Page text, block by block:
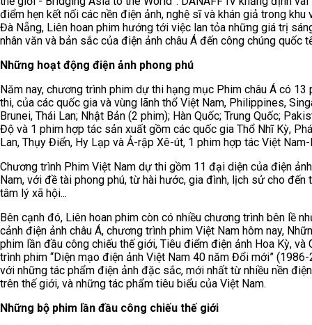
điểm hẹn kết nối các nền điện ảnh, nghệ sĩ và khán giả trong khu
Đà Nẵng, Liên hoan phim hướng tới việc lan tỏa những giá trị
nhân văn và bản sắc của điện ảnh châu Á đến công chúng quốc
Những hoạt động điện ảnh phong phú
Năm nay, chương trình phim dự thi hạng mục Phim châu Á có 13
thi, của các quốc gia và vùng lãnh thổ Việt Nam, Philippines,
Brunei, Thái Lan; Nhật Bản (2 phim); Hàn Quốc; Trung Quốc;
Độ và 1 phim hợp tác sản xuất gồm các quốc gia Thổ Nhĩ Kỳ,
Lan, Thụy Điển, Hy Lạp và Ả-rập Xê-út, 1 phim hợp tác Việt
Chương trình Phim Việt Nam dự thi gồm 11 đại diện của điện
Nam, với đề tài phong phú, từ hài hước, gia đình, lịch sử cho đến
tâm lý xã hội...
Bên cạnh đó, Liên hoan phim còn có nhiều chương trình bên lề
cảnh điện ảnh châu Á, chương trình phim Việt Nam hôm nay,
phim lần đầu công chiếu thế giới, Tiêu điểm điện ảnh Hoa Kỳ, và
trình phim “Diện mạo điện ảnh Việt Nam 40 năm Đổi mới”
với những tác phẩm điện ảnh đặc sắc, mới nhất từ nhiều nền
trên thế giới, và những tác phẩm tiêu biểu của Việt Nam.
Những bộ phim lần đầu công chiếu thế giới